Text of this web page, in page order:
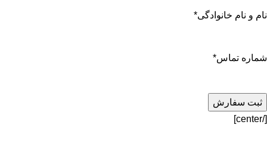
نام و نام خانوادگی*
شماره تماس*
[/center]